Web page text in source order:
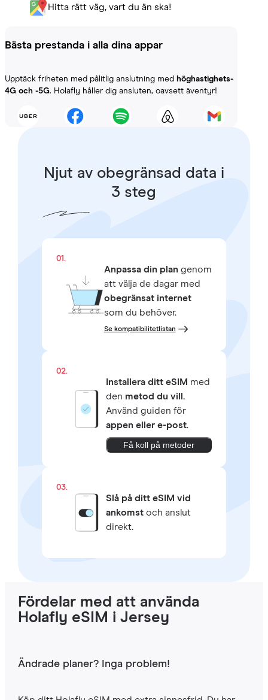
Hitta rätt väg, vart du än ska!
Bästa prestanda i alla dina appar
Upptäck friheten med pålitlig anslutning med höghastighets-
4G och -5G. Holafly håller dig ansluten, oavsett äventyr!
Njut av obegränsad data i
3 steg
01.
Anpassa din plangenom
att välja de dagar med
obegränsat internet
som du behöver.
Se kompatibilitetlistan
02.
Installera ditt eSIM med
den metod du vill.
Använd guiden för
appen eller e-post.
Få koll på metoder
03.
Slå på ditt eSIM vid
ankomstoch anslut
direkt.
Fördelar med att använda
Holafly eSIM i Jersey
Ändrade planer? Inga problem!